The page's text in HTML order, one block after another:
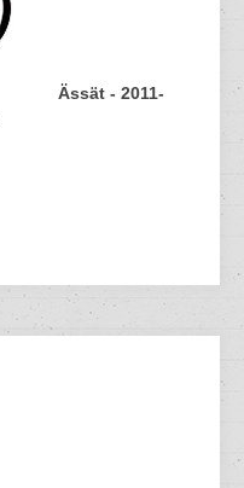
Ässät - 2011-